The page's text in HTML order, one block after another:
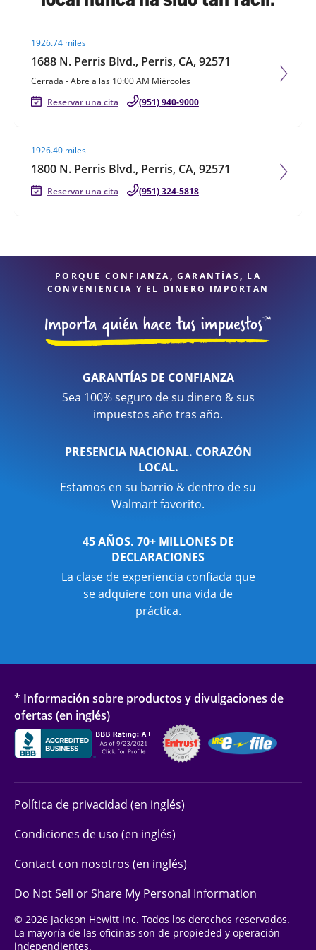
1926.74 miles
1688 N. Perris Blvd., Perris, CA, 92571
Cerrada -Abre a las 10:00 AM Miércoles
Reservar una cita
(951) 940-9000
1926.40 miles
1800 N. Perris Blvd., Perris, CA, 92571
Reservar una cita (951) 324-5818
PORQUE CONFIANZA, GARANTÍAS, LA
CONVENIENCIA Y EL DINERO IMPORTAN
GARANTÍAS DE CONFIANZA
Sea 100% seguro de su dinero & sus
impuestos año tras año.
PRESENCIA NACIONAL. CORAZÓN
LOCAL.
Estamos en su barrio & dentro de su
Walmart favorito.
45 AÑOS. 70+ MILLONES DE
DECLARACIONES
La clase de experiencia confiada que
se adquiere con una vida de
práctica.
* Información sobre productos y divulgaciones de
ofertas (en inglés)
Política de privacidad (en inglés)
Condiciones de uso (en inglés)
Contact con nosotros (en inglés)
Do Not Sell or Share My Personal Information
© 2026 Jackson Hewitt Inc. Todos los derechos reservados.
La mayoría de las oficinas son de propieded y operación
independientes.